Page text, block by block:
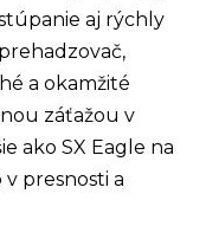
aj rýchly
a okamžité
záťažou v
ako SX Eagle na
presnosti a